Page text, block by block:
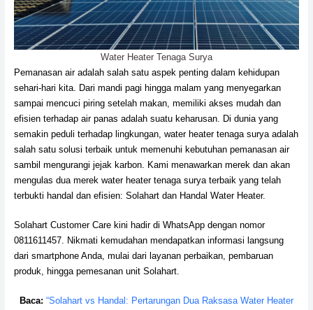
Water Heater Tenaga Surya
Pemanasan air adalah salah satu aspek penting dalam kehidupan
sehari-hari kita. Dari mandi pagi hingga malam yang menyegarkan
sampai mencuci piring setelah makan, memiliki akses mudah dan
efisien terhadap air panas adalah suatu keharusan. Di dunia yang
semakin peduli terhadap lingkungan, water heater tenaga surya adalah
salah satu solusi terbaik untuk memenuhi kebutuhan pemanasan air
sambil mengurangi jejak karbon. Kami menawarkan merek dan akan
mengulas dua merek water heater tenaga surya terbaik yang telah
terbukti handal dan efisien: Solahart dan Handal Water Heater.
Solahart Customer Care kini hadir di WhatsApp dengan nomor
0811611457. Nikmati kemudahan mendapatkan informasi langsung
dari smartphone Anda, mulai dari layanan perbaikan, pembaruan
produk, hingga pemesanan unit Solahart.
Baca: “Solahart vs Handal: Pertarungan Dua Raksasa Water Heater